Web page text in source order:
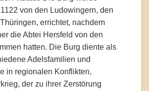
von den Ludowingern, den
errichtet, nachdem
die Abtei Hersfeld von den
hatten. Die Burg diente als
Adelsfamilien und
in regionalen Konflikten,
der zu ihrer Zerstörung